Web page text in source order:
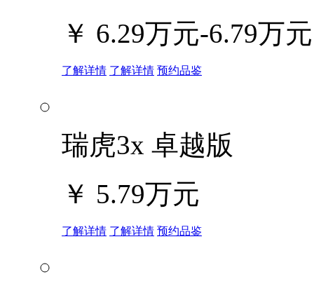
￥ 6.29万元-6.79万元
了解详情 了解详情 预约品鉴
瑞虎3x 卓越版
￥ 5.79万元
了解详情 了解详情 预约品鉴